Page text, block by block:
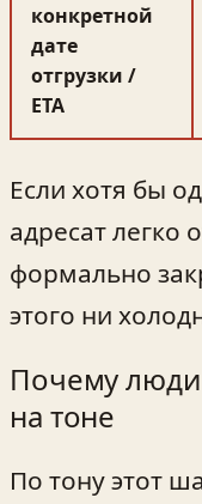
конкретной
дате
отгрузки /
ETA
Если хотя бы
адресат легко
формально
этого ни
Почему
на тоне
По тону этот